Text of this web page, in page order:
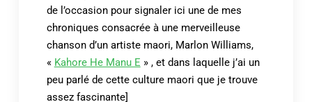
de l’occasion pour signaler ici une de mes
chroniques consacrée à une merveilleuse
chanson d’un artiste maori, Marlon Williams,
« Kahore He Manu E » , et dans laquelle j’ai un
peu parlé de cette culture maori que je trouve
assez fascinante]